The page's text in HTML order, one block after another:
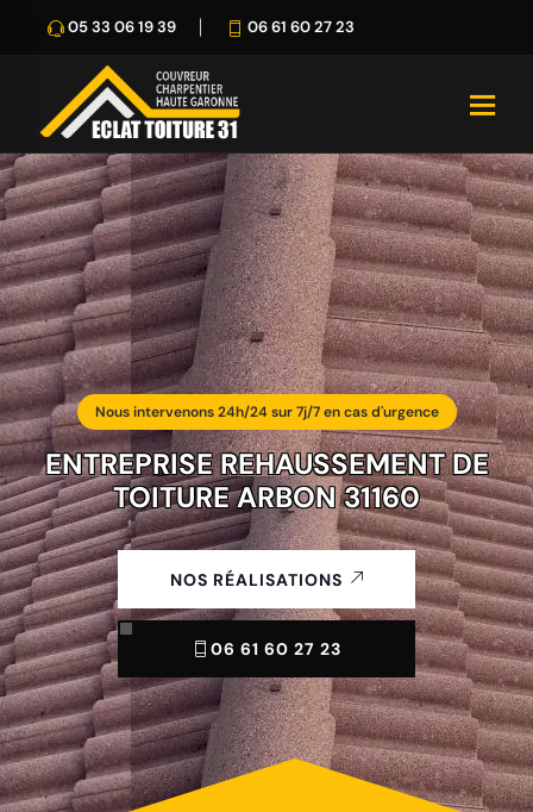
05 33 06 19 39 06 61 60 27 23
Nous intervenons 24h/24 sur 7j/7 en cas d'urgence
ENTREPRISE REHAUSSEMENT DE
TOITURE ARBON 31160
NOS RÉALISATIONS
06 61 60 27 23